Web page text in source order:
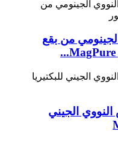
من بقع
الجيني